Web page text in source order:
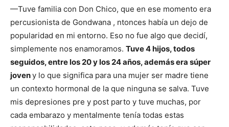
—Tuve familia con Don Chico, que en ese momento era
percusionista de Gondwana , ntonces había un dejo de
popularidad en mi entorno. Eso no fue algo que decidí,
simplemente nos enamoramos. Tuve 4 hijos, todos
seguidos, entre los 20 y los 24 años,además era súper
joveny lo que significa para una mujer ser madre tiene
un contexto hormonal de la que ninguna se salva. Tuve
mis depresiones pre y post parto y tuve muchas, por
cada embarazo y mentalmente tenía todas estas